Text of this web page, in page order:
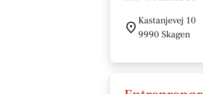
Kastanjevej 10
9990 Skagen